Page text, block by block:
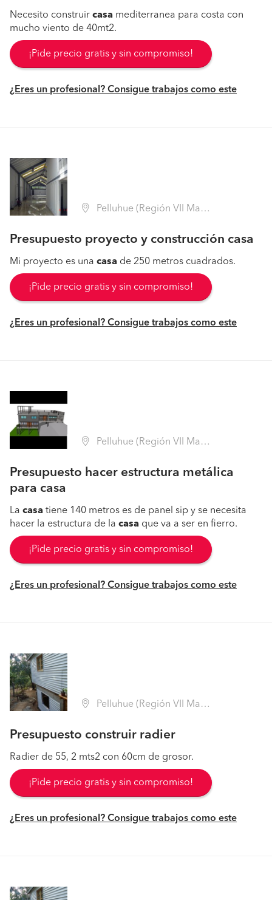
Necesito construir casa mediterranea para costa con
mucho viento de 40mt2.
¡Pide precio gratis y sin compromiso!
¿Eres un profesional? Consigue trabajos como este
Pelluhue (Región VII Maule - Cauquenes)
Presupuesto proyecto y construcción casa
Mi proyecto es una casa de 250 metros cuadrados.
¡Pide precio gratis y sin compromiso!
¿Eres un profesional? Consigue trabajos como este
Pelluhue (Región VII Maule - Cauquenes)
Presupuesto hacer estructura metálica
para casa
La casa tiene 140 metros es de panel sip y se necesita
hacer la estructura de la casa que va a ser en fierro.
¡Pide precio gratis y sin compromiso!
¿Eres un profesional? Consigue trabajos como este
Pelluhue (Región VII Maule - Cauquenes)
Presupuesto construir radier
Radier de 55, 2 mts2 con 60cm de grosor.
¡Pide precio gratis y sin compromiso!
¿Eres un profesional? Consigue trabajos como este